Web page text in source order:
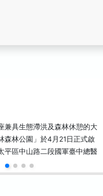
兼具生態滯洪及森林休憩的大
森林公園」於4月21日正式啟
平區中山路二段國軍臺中總醫